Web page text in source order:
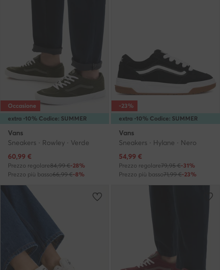
extra -10% Codice: SUMMER
Occasione
Vans
Sneakers · Rowley · Verde
Prezzo attuale
60,99 €
Prezzo regolare84,99 €-28%
Prezzo più basso66,99 €-8%
extra -10% Codice: SUMMER
-23%
Vans
Sneakers · Hylane · Nero
Prezzo attuale
54,99 €
Prezzo regolare79,95 €-31%
Prezzo più basso71,99 €-23%